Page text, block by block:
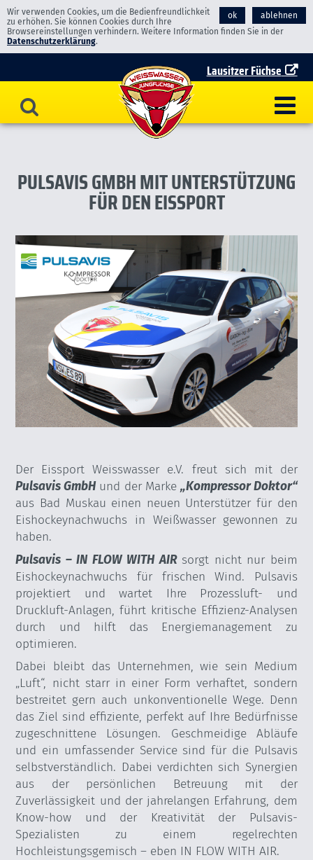
ok ablehnen
Wir verwenden Cookies, um die Bedienfreundlichkeit
zu erhöhen. Sie können Cookies durch Ihre
Browsereinstellungen verhindern. Weitere Information finden Sie in der
Datenschutzerklärung.
Lausitzer Füchse
PULSAVIS GMBH MIT UNTERSTÜTZUNG
FÜR DEN EISSPORT
Der Eissport Weisswasser e.V. freut sich mit der
Pulsavis GmbHund der Marke „Kompressor Doktor“
aus Bad Muskau einen neuen Unterstützer für den
Eishockeynachwuchs in Weißwasser gewonnen zu
haben.
Pulsavis – IN FLOW WITH AIR sorgt nicht nur beim
Eishockeynachwuchs für frischen Wind. Pulsavis
projektiert und wartet Ihre Prozessluft- und
Druckluft-Anlagen, führt kritische Effizienz-Analysen
durch und hilft das Energiemanagement zu
optimieren.
Dabei bleibt das Unternehmen, wie sein Medium
„Luft“, nicht starr in einer Form verhaftet, sondern
bestreitet gern auch unkonventionelle Wege. Denn
das Ziel sind effiziente, perfekt auf Ihre Bedürfnisse
zugeschnittene Lösungen. Geschmeidige Abläufe
und ein umfassender Service sind für die Pulsavis
selbstverständlich. Dabei verdichten sich Synergien
aus der persönlichen Betreuung mit der
Zuverlässigkeit und der jahrelangen Erfahrung, dem
Know-how und der Kreativität der Pulsavis-
Spezialisten zu einem regelrechten
Hochleistungsgemisch – eben IN FLOW WITH AIR.